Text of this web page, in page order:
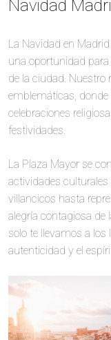
Navidad
La Navidad en
una oportunidad
de la ciudad. Nuestro
emblemáticas,
celebraciones
festividades.
La Plaza Mayor se
actividades
villancicos hasta
alegría contagiosa de
solo te llevamos a
autenticidad y el